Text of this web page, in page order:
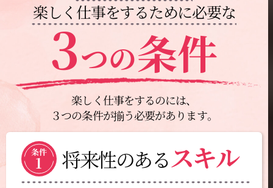
楽しく仕事をするために必要な
3つの条件
楽しく仕事をするのには、
３つの条件が揃う必要があります。
条件
1 将来性のあるスキル